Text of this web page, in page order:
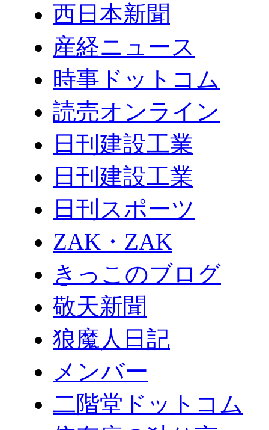
西日本新聞
産経ニュース
時事ドットコム
読売オンライン
日刊建設工業
日刊建設工業
日刊スポーツ
ZAK・ZAK
きっこのブログ
敬天新聞
狼魔人日記
メンバー
二階堂ドットコム